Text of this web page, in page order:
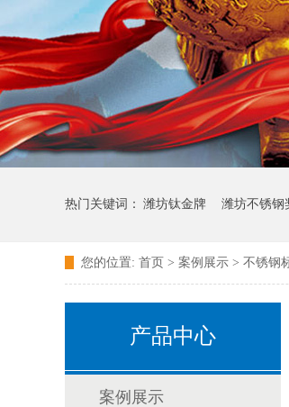
热门关键词： 潍坊钛金牌 潍坊不锈钢
您的位置: 首页 > 案例展示 > 不锈钢
产品中心
案例展示